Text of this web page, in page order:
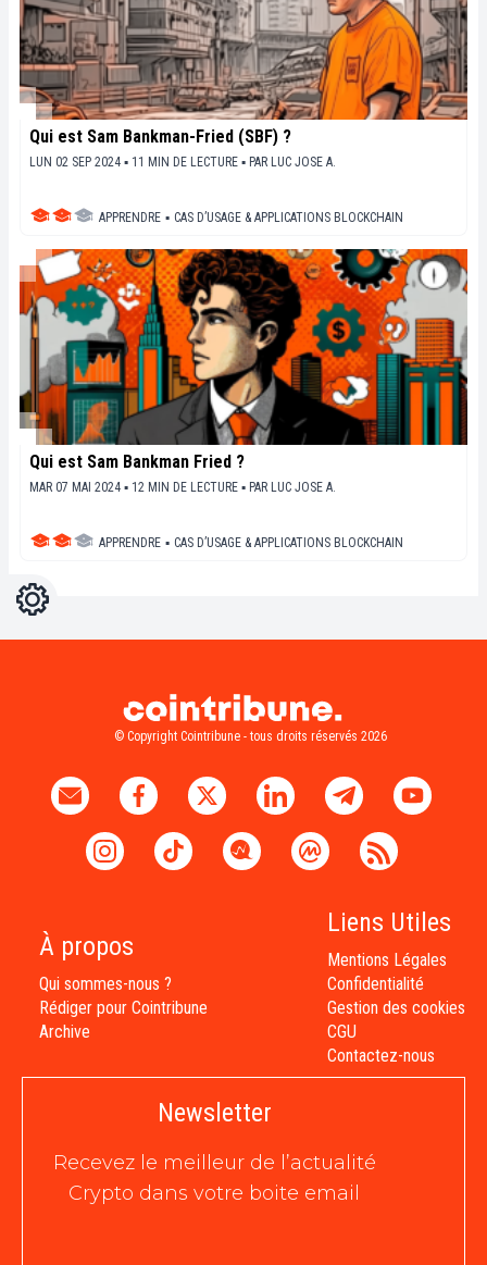
Qui est Sam Bankman-Fried (SBF) ?
LUN 02 SEP 2024 ▪ 11 MIN DE LECTURE ▪ PAR LUC JOSE A.
APPRENDRE ▪ CAS D’USAGE & APPLICATIONS BLOCKCHAIN
Qui est Sam Bankman Fried ?
MAR 07 MAI 2024 ▪ 12 MIN DE LECTURE ▪ PAR LUC JOSE A.
APPRENDRE ▪ CAS D’USAGE & APPLICATIONS BLOCKCHAIN
Réglages
© Copyright Cointribune - tous droits réservés 2026
À propos
Qui sommes-nous ?
Rédiger pour Cointribune
Archive
Liens Utiles
Mentions Légales
Confidentialité
Gestion des cookies
CGU
Contactez-nous
Newsletter
Recevez le meilleur de l’actualité
Crypto dans votre boite email